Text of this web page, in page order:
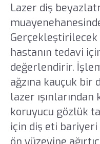
Lazer diş
hastanın tedavi
değerlendirir.
ağzına kauçuk
lazer
koruyucu gözlük
için diş eti